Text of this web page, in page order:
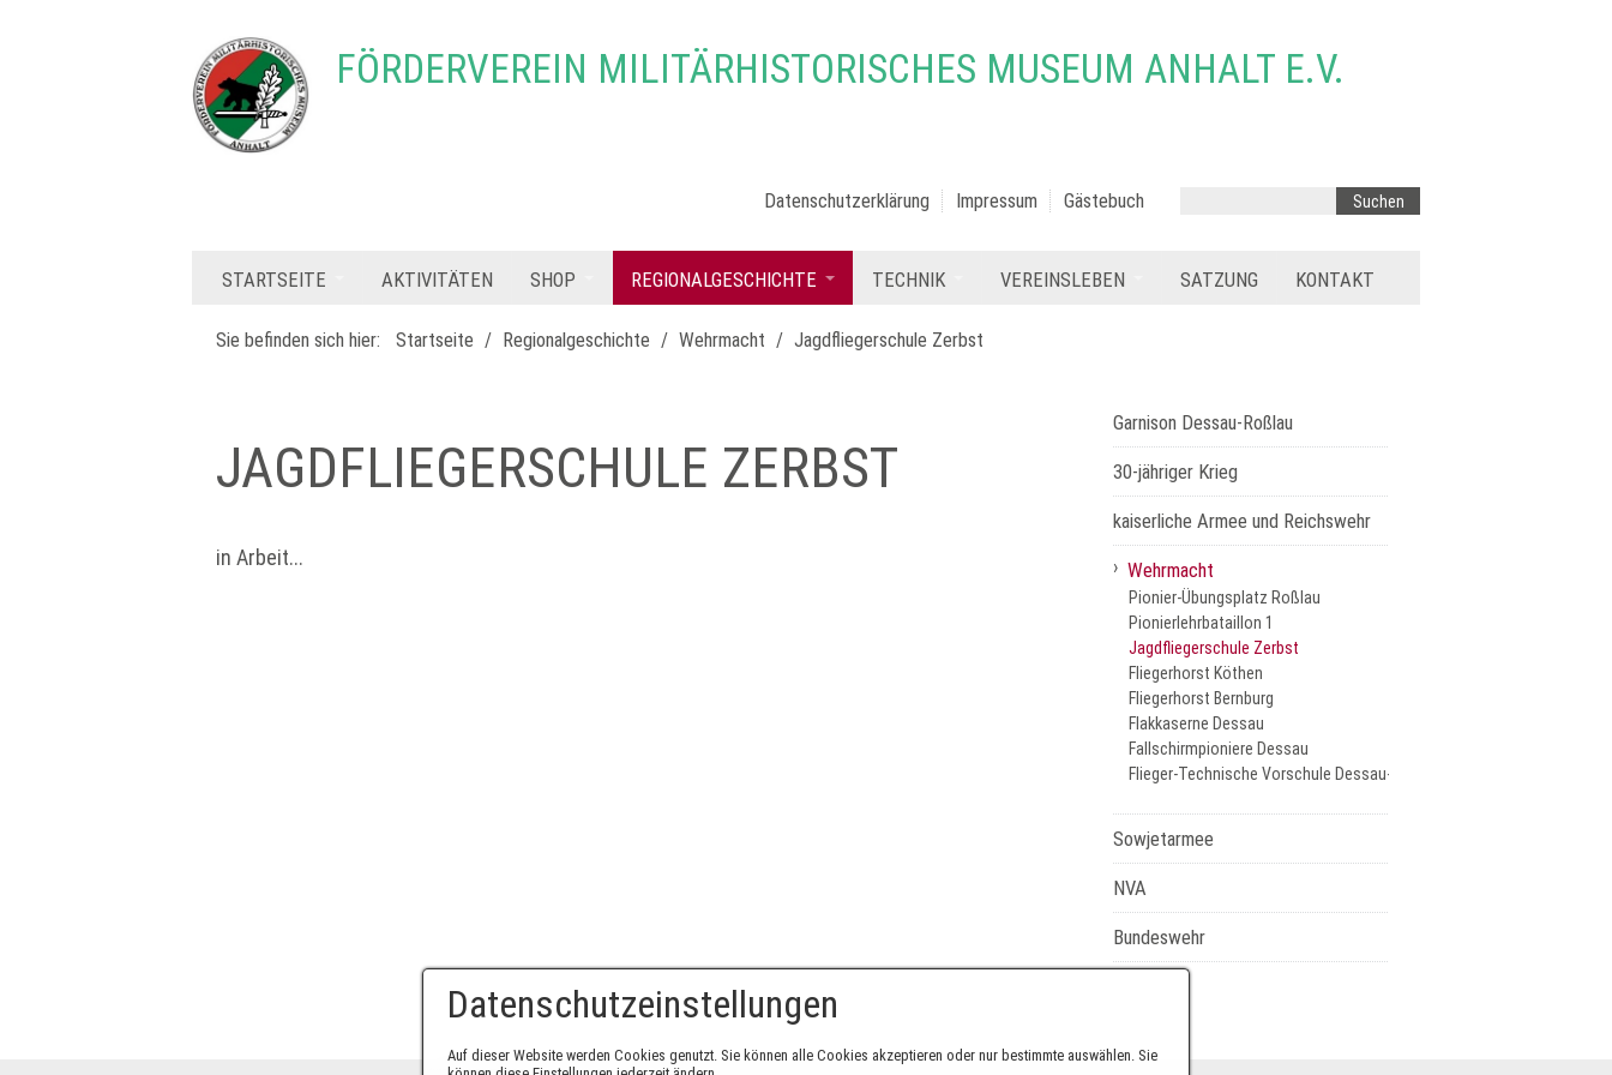
FÖRDERVEREIN MILITÄRHISTORISCHES MUSEUM ANHALT E.V.
Datenschutzerklärung Impressum Gästebuch
STARTSEITE AKTIVITÄTEN SHOP REGIONALGESCHICHTE TECHNIK VEREINSLEBEN SATZUNG KONTAKT
Sie befinden sich hier: Startseite / Regionalgeschichte / Wehrmacht / Jagdfliegerschule Zerbst
JAGDFLIEGERSCHULE ZERBST
in Arbeit...
Garnison Dessau-Roßlau
30-jähriger Krieg
kaiserliche Armee und Reichswehr
› Wehrmacht
Pionier-Übungsplatz Roßlau
Pionierlehrbataillon 1
Jagdfliegerschule Zerbst
Fliegerhorst Köthen
Fliegerhorst Bernburg
Flakkaserne Dessau
Fallschirmpioniere Dessau
Flieger-Technische Vorschule Dessau-Alten
Sowjetarmee
NVA
Bundeswehr
Datenschutzeinstellungen
Auf dieser Website werden Cookies genutzt. Sie können alle Cookies akzeptieren oder nur bestimmte auswählen. Sie